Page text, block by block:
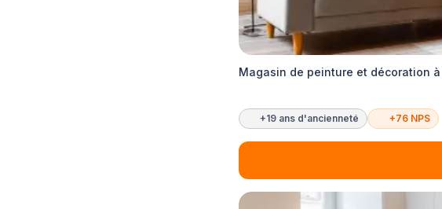
Magasin de peinture et décoration à
+19 ans d'ancienneté +76 NPS